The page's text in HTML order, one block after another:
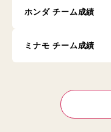
ホンダ チーム成績
ミナモ チーム成績